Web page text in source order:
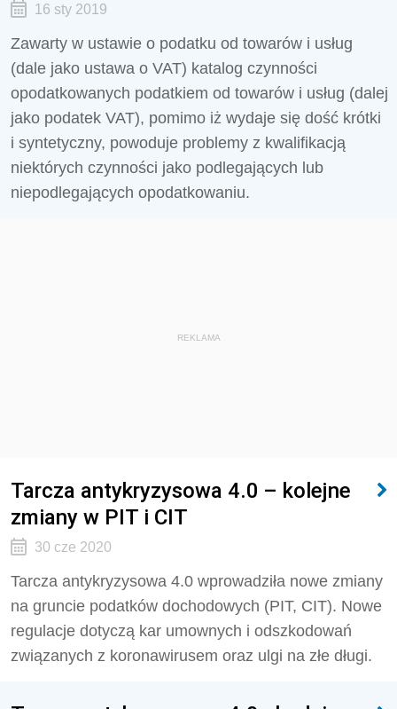
16 sty 2019
Zawarty w ustawie o podatku od towarów i usług
(dale jako ustawa o VAT) katalog czynności
opodatkowanych podatkiem od towarów i usług (dalej
jako podatek VAT), pomimo iż wydaje się dość krótki
i syntetyczny, powoduje problemy z kwalifikacją
niektórych czynności jako podlegających lub
niepodlegających opodatkowaniu.
REKLAMA
Tarcza antykryzysowa 4.0 – kolejne
zmiany w PIT i CIT
30 cze 2020
Tarcza antykryzysowa 4.0 wprowadziła nowe zmiany
na gruncie podatków dochodowych (PIT, CIT). Nowe
regulacje dotyczą kar umownych i odszkodowań
związanych z koronawirusem oraz ulgi na złe długi.